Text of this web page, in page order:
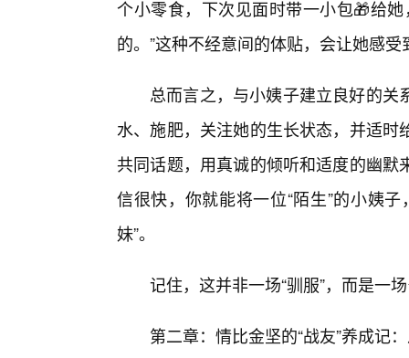
个小零食，下次见面时带一小包🎁给
的。”这种不经意间的体贴，会让她感
总而言之，与小姨子建立良好的
水、施肥，关注她的生长状态，并适
共同话题，用真诚的倾听和适度的幽
信很快，你就能将一位“陌生”的小姨
妹”。
记住，这并非一场“驯服”，而是一
第二章：情比金坚的“战友”养成记